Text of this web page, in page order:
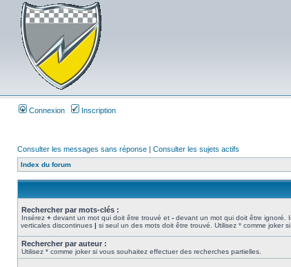
Connexion Inscription
Consulter les messages sans réponse | Consulter les sujets actifs
Index du forum
Rechercher par mots-clés :
Insérez + devant un mot qui doit être trouvé et - devant un mot qui doit être ignoré.
verticales discontinues | si seul un des mots doit être trouvé. Utilisez * comme joker
Rechercher par auteur :
Utilisez * comme joker si vous souhaitez effectuer des recherches partielles.